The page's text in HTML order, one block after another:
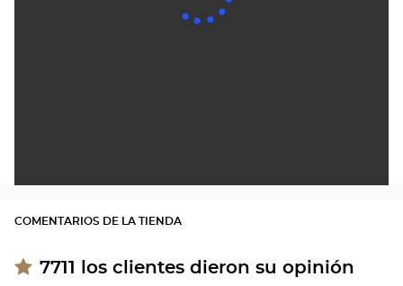
COMENTARIOS DE LA TIENDA
7711 los clientes dieron su opinión